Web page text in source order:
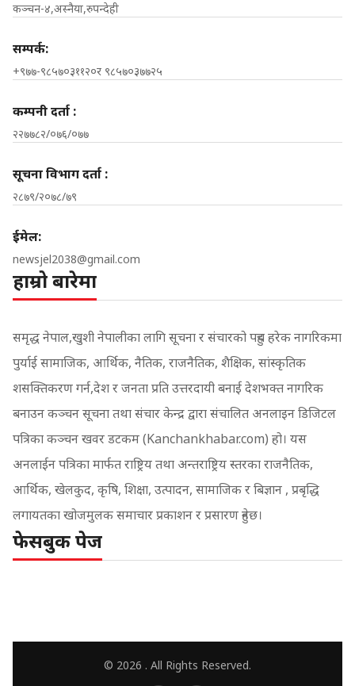
कञ्चन-४,अस्नैया,रुपन्देही
सम्पर्क:
+९७७-९८५७०३११२०र ९८५७०३७७२५
कम्पनी दर्ता :
२२७७८२/०७६/०७७
सूचना विभाग दर्ता :
२८७९/२०७८/७९
ईमेल:
newsjel2038@gmail.com
हाम्रो बारेमा
समृद्ध नेपाल,खुशी नेपालीका लागि सूचना र संचारको पहुच हरेक नागरिकमा
पुर्याई सामाजिक, आर्थिक, नैतिक, राजनैतिक, शैक्षिक, सांस्कृतिक
शसक्तिकरण गर्न,देश र जनता प्रति उत्तरदायी बनाई देशभक्त नागरिक
बनाउन कञ्चन सूचना तथा संचार केन्द्र द्वारा संचालित अनलाइन डिजिटल
पत्रिका कञ्चन खवर डटकम (Kanchankhabar.com) हो। यस
अनलाईन पत्रिका मार्फत राष्ट्रिय तथा अन्तराष्ट्रिय स्तरका राजनैतिक,
आर्थिक, खेलकुद, कृषि, शिक्षा, उत्पादन, सामाजिक र बिज्ञान , प्रबृद्धि
लगायतका खोजमुलक समाचार प्रकाशन र प्रसारण हुनेछ।
फेसबुक पेज
© 2026 . All Rights Reserved.